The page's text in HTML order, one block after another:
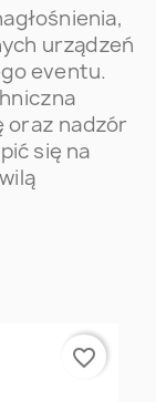
urządzeń
eventu.
oraz nadzór
się na
favorite_border